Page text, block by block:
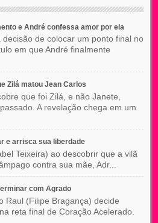
e André confessa amor por ela
de colocar um ponto final no
em que André finalmente
Zilá matou Jean Carlos
que foi Zilá, e não Janete,
A revelação chega em um
e arrisca sua liberdade
Teixeira) ao descobrir que a vilã
contra sua mãe, Adr...
com Agrado
Raul (Filipe Bragança) decide
reta final de Coração Acelerado.